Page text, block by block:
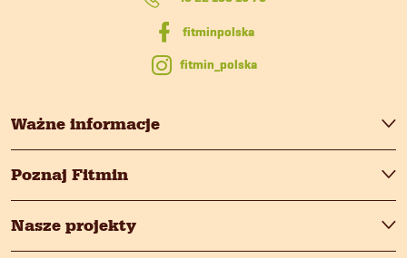
Ważne informacje
Poznaj Fitmin
Nasze projekty
fitmin_polska